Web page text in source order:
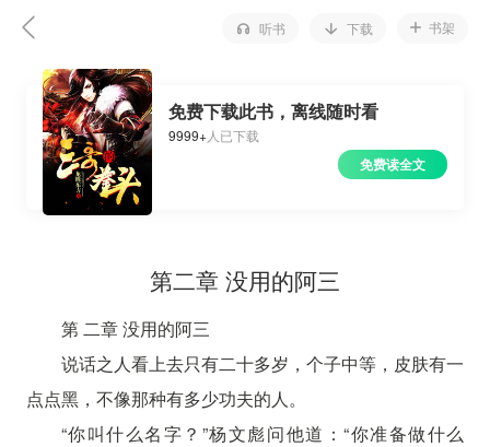
听书 下载 书架
免费下载此书，离线随时看
9999+人已下载
免费读全文
第二章 没用的阿三
第 二章 没用的阿三
说话之人看上去只有二十多岁，个子中等，皮肤有一
点点黑，不像那种有多少功夫的人。
“你叫什么名字？”杨文彪问他道：“你准备做什么